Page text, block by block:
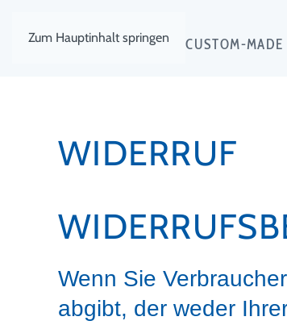
Zum Hauptinhalt springen
EXKLUSIV CUSTOM-MADE
WIDERRUF
Wenn Sie
abgibt, der weder